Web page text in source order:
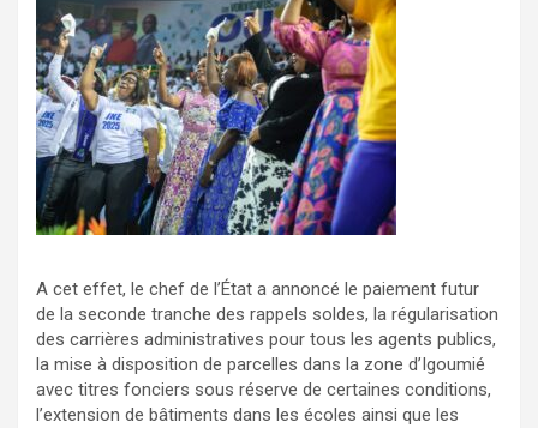
A cet effet, le chef de l’État a annoncé le paiement futur
de la seconde tranche des rappels soldes, la régularisation
des carrières administratives pour tous les agents publics,
la mise à disposition de parcelles dans la zone d’Igoumié
avec titres fonciers sous réserve de certaines conditions,
l’extension de bâtiments dans les écoles ainsi que les